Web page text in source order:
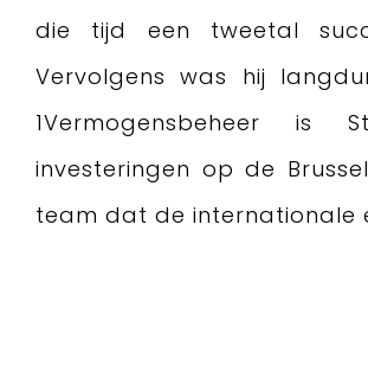
die tijd een tweetal
Vervolgens was hij
1Vermogensbeheer is
investeringen op de
team dat de internationale